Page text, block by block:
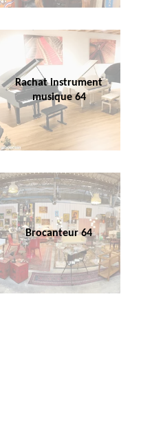
Rachat instrument
musique 64
Brocanteur 64